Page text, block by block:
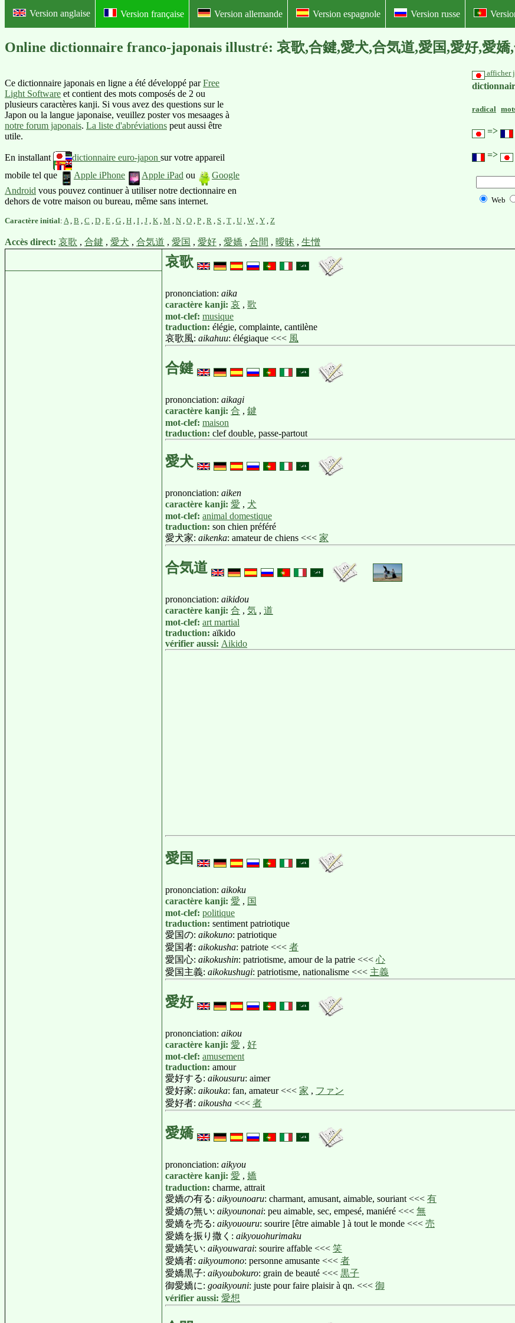
Version anglaise Version française Version allemande Version espagnole Version russe
Online dictionnaire franco-japonais illustré: 哀歌,合鍵,愛犬,合気道,愛国,愛好,愛嬌
Ce dictionnaire japonais en ligne a été développé parFree
Light Software et contient des mots composés de 2 ou
plusieurs caractères kanji. Si vous avez des questions sur le
Japon ou la langue japonaise, veuillez poster vos mesaages à
notre forum japonais. La liste d'abréviations peut aussi être
utile.
En installant dictionnaire euro-japon sur votre appareil
mobile tel que
Apple iPhone Apple iPad ou
Google
Android vous pouvez continuer à utiliser notre dectionnaire en
dehors de votre maison ou bureau, même sans internet.
afficher
radical
=>
=>
Web
Caractère initial: A B C D E G H I J K M N O P R S T U W Y Z
Accès direct: 哀歌 , 合鍵 , 愛犬 , 合気道 , 愛国 , 愛好 , 愛嬌 , 合間 , 曖昧 , 生憎
哀歌
prononciation: aika
caractère kanji: 哀 , 歌
mot-clef: musique
traduction: élégie, complainte, cantilène
哀歌風: aikahuu: élégiaque <<< 風
合鍵
prononciation: aikagi
caractère kanji: 合 , 鍵
mot-clef: maison
traduction: clef double, passe-partout
愛犬
prononciation: aiken
caractère kanji: 愛 , 犬
mot-clef: animal domestique
traduction: son chien préféré
愛犬家: aikenka: amateur de chiens <<< 家
合気道
prononciation: aikidou
caractère kanji: 合 , 気 , 道
mot-clef: art martial
traduction: aïkido
vérifier aussi: Aikido
愛国
prononciation: aikoku
caractère kanji: 愛 , 国
mot-clef: politique
traduction: sentiment patriotique
愛国の: aikokuno: patriotique
愛国者: aikokusha: patriote <<< 者
愛国心: aikokushin: patriotisme, amour de la patrie <<< 心
愛国主義: aikokushugi: patriotisme, nationalisme <<< 主義
愛好
prononciation: aikou
caractère kanji: 愛 , 好
mot-clef: amusement
traduction: amour
愛好する: aikousuru: aimer
愛好家: aikouka: fan, amateur <<< 家 , ファン
愛好者: aikousha <<< 者
愛嬌
prononciation: aikyou
caractère kanji: 愛 , 嬌
traduction: charme, attrait
愛嬌の有る: aikyounoaru: charmant, amusant, aimable, souriant <<< 有
愛嬌の無い: aikyounonai: peu aimable, sec, empesé, maniéré <<< 無
愛嬌を売る: aikyououru: sourire [être aimable ] à tout le monde <<< 売
愛嬌を振り撒く: aikyouohurimaku
愛嬌笑い: aikyouwarai: sourire affable <<< 笑
愛嬌者: aikyoumono: personne amusante <<< 者
愛嬌黒子: aikyoubokuro: grain de beauté <<< 黒子
御愛嬌に: goaikyouni: juste pour faire plaisir à qn. <<< 御
vérifier aussi: 愛想